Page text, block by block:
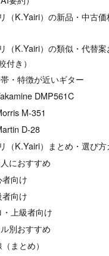
（K.Yairi）の新品・中古
（K.Yairi）の類似・代替
付き）
・特徴が近いギター
DMP561C
M-351
D-28
（K.Yairi）まとめ・選び方
におすすめ
向け
向け
・上級者向け
別おすすめ
まとめ）